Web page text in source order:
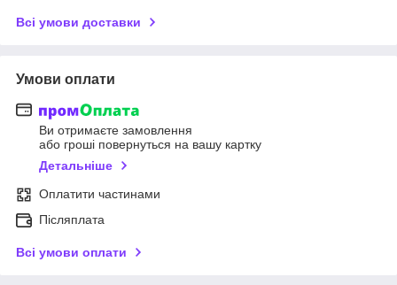
Всі умови доставки
Умови оплати
Ви отримаєте замовлення
або гроші повернуться на вашу картку
Детальніше
Оплатити частинами
Післяплата
Всі умови оплати